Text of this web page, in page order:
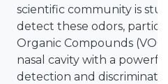
scientific community is
detect these odors,
Organic Compounds
nasal cavity with a
detection and